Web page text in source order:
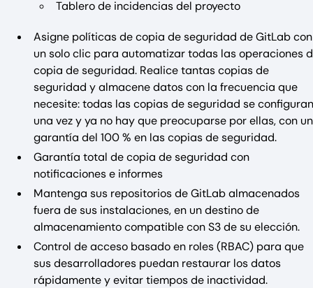
Tablero de incidencias del proyecto
Asigne políticas de copia de seguridad de GitLab con
un solo clic para automatizar todas las operaciones
copia de seguridad. Realice tantas copias de
seguridad y almacene datos con la frecuencia que
necesite: todas las copias de seguridad se configuran
una vez y ya no hay que preocuparse por ellas, con
garantía del 100 % en las copias de seguridad.
Garantía total de copia de seguridad con
notificaciones e informes
Mantenga sus repositorios de GitLab almacenados
fuera de sus instalaciones, en un destino de
almacenamiento compatible con S3 de su elección.
Control de acceso basado en roles (RBAC) para que
sus desarrolladores puedan restaurar los datos
rápidamente y evitar tiempos de inactividad.